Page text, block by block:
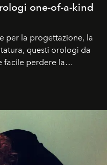
one-of-a-kind
per la progettazione, la
questi orologi da
facile perdere la